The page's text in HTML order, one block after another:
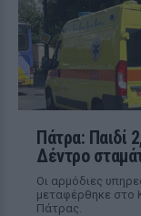
Πάτρα: Παιδί
Δέντρο
Οι αρμόδιες
μεταφέρθηκε στο
Πάτρας.